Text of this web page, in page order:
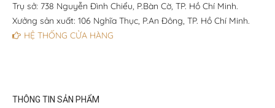
Trụ sở: 738 Nguyễn Đình Chiểu, P.Bàn Cờ, TP. Hồ Chí Minh.
Xưởng sản xuất: 106 Nghĩa Thục, P.An Đông, TP. Hồ Chí Minh.
HỆ THỐNG CỬA HÀNG
THÔNG TIN SẢN PHẨM